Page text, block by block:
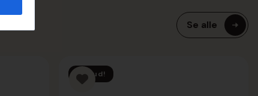
Se alle
Tilbud!